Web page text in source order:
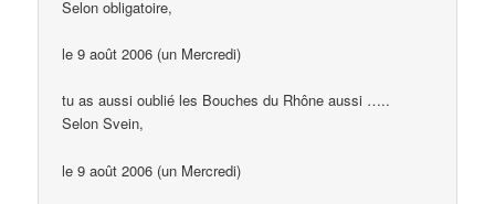
Selon obligatoire,
le 9 août 2006 (un Mercredi)
tu as aussi oublié les Bouches du Rhône aussi …..
Selon Svein,
le 9 août 2006 (un Mercredi)